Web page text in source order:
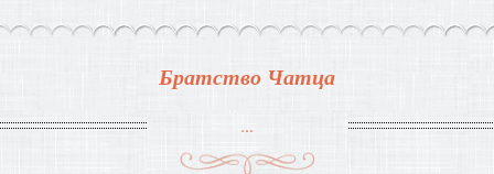
Братство Чатца
...